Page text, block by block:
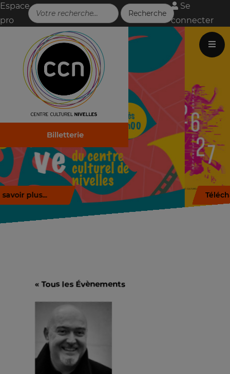
Espace
pro
Se
connecter
Billetterie
Télécharger la brochure (.pdf)
« Tous les Évènements